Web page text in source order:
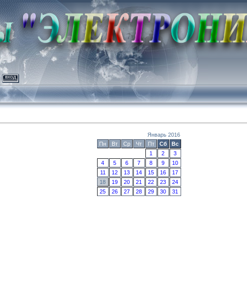
вход
Январь 2016
Пн
Вт Ср Чт Пт Сб
Вс
1
2
3
4
5 6 7 8 9
10
11
12 13 14 15 16
17
18
19 20 21 22 23
24
25
26 27 28 29 30 31